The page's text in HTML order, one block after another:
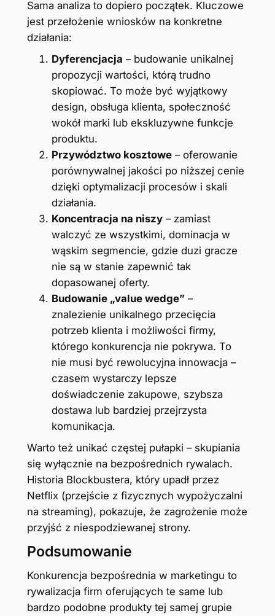
Sama analiza to dopiero początek. Kluczowe
jest przełożenie wniosków na konkretne
działania:
Dyferencjacja – budowanie unikalnej
propozycji wartości, którą trudno
skopiować. To może być wyjątkowy
design, obsługa klienta, społeczność
wokół marki lub ekskluzywne funkcje
produktu.
Przywództwo kosztowe– oferowanie
porównywalnej jakości po niższej cenie
dzięki optymalizacji procesów i skali
działania.
Koncentracja na niszy– zamiast
walczyć ze wszystkimi, dominacja w
wąskim segmencie, gdzie duzi gracze
nie są w stanie zapewnić tak
dopasowanej oferty.
Budowanie „value wedge” –
znalezienie unikalnego przecięcia
potrzeb klienta i możliwości firmy,
którego konkurencja nie pokrywa. To
nie musi być rewolucyjna innowacja –
czasem wystarczy lepsze
doświadczenie zakupowe, szybsza
dostawa lub bardziej przejrzysta
komunikacja.
Warto też unikać częstej pułapki – skupiania
się wyłącznie na bezpośrednich rywalach.
Historia Blockbustera, który upadł przez
Netflix (przejście z fizycznych wypożyczalni
na streaming), pokazuje, że zagrożenie może
przyjść z niespodziewanej strony.
Podsumowanie
Konkurencja bezpośrednia w marketingu to
rywalizacja firm oferujących te same lub
bardzo podobne produkty tej samej grupie